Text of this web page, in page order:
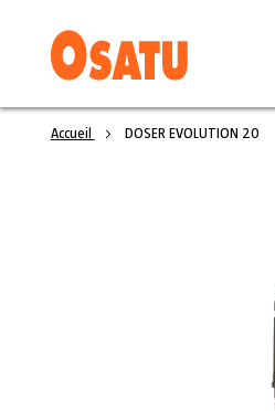
Accueil DOSER EVOLUTION 20